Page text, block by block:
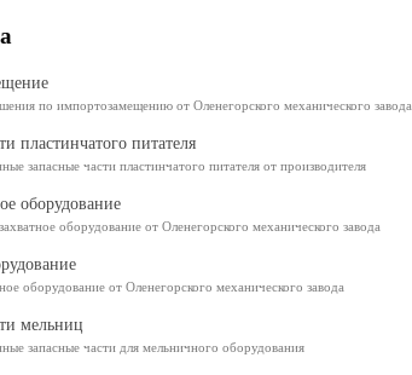
по импортозамещению от Оленегорского механического завода
пластинчатого питателя
запасные части пластинчатого питателя от производителя
оборудование
оборудование от Оленегорского механического завода
оборудование от Оленегорского механического завода
мельниц
запасные части для мельничного оборудования